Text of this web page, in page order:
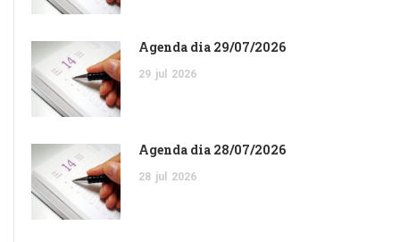
Agenda dia 29/07/2026
29 jul 2026
Agenda dia 28/07/2026
28 jul 2026